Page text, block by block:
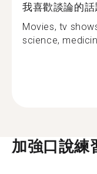
我喜歡談論的話
Movies, tv
science,
加強口說練